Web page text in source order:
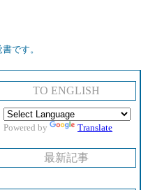
です。
TO ENGLISH
Powered by Translate
最新記事